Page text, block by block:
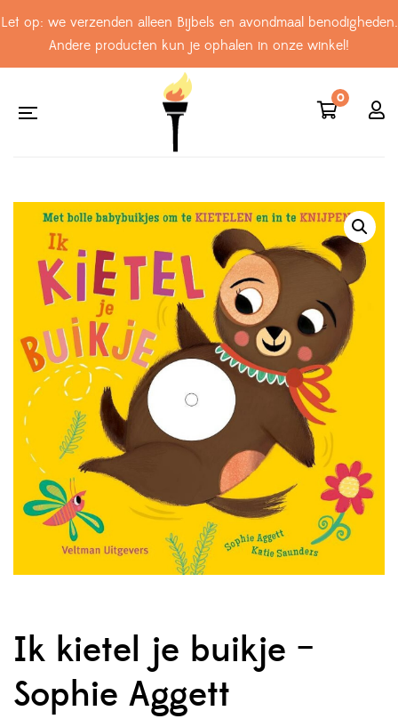
Let op: we verzenden alleen Bijbels en avondmaal benodigheden.
Andere producten kun je ophalen in onze winkel!
0
Ik kietel je buikje –
Sophie Aggett